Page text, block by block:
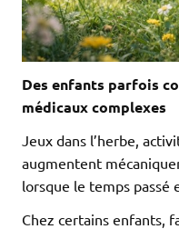
Des enfants parfois
médicaux complexes
Jeux dans l’herbe,
augmentent
lorsque le temps passé
Chez certains enfants,